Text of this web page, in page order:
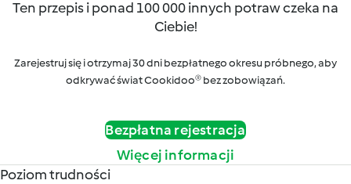
Ten przepis i ponad 100 000 innych potraw czeka na
Ciebie!
Zarejestruj się i otrzymaj 30 dni bezpłatnego okresu próbnego, aby
odkrywać świat Cookidoo® bez zobowiązań.
Bezpłatna rejestracja
Więcej informacji
Poziom trudności